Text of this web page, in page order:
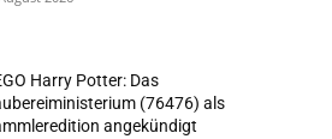
Harry Potter: Das
(76476) als
angekündigt